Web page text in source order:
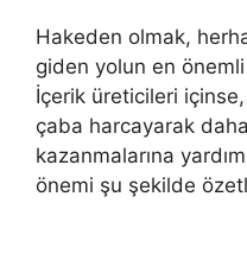
Hakeden olmak,
giden yolun en
İçerik üreticileri
çaba harcayarak
kazanmalarına
önemi şu şekilde